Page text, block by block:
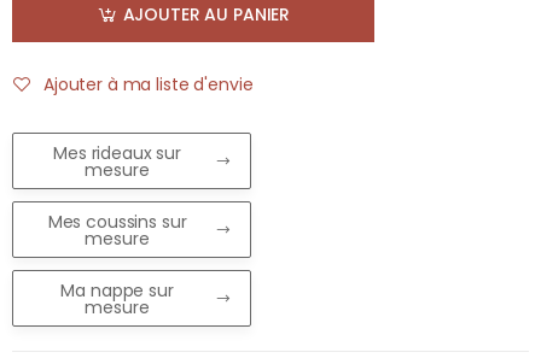
AJOUTER AU PANIER
Ajouter à ma liste d'envie
Mes rideaux sur
mesure
Mes coussins sur
mesure
Ma nappe sur
mesure